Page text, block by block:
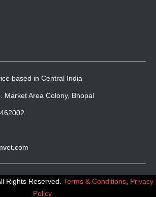
based in Central India
Market Area Colony, Bhopal
Rights Reserved. Terms & Conditions Privacy
Policy